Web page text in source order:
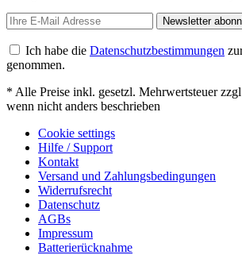
Newsletter
Ich habe die Datenschutzbestimmungen
genommen.
* Alle Preise inkl. gesetzl. Mehrwertsteuer
wenn nicht anders beschrieben
Cookie settings
Hilfe / Support
Kontakt
Versand und Zahlungsbedingungen
Widerrufsrecht
Datenschutz
AGBs
Impressum
Batterierücknahme